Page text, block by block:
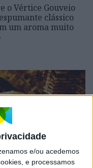
e/ou acedemos
e processamos
o Vértice Gouveio
clássico
um aroma muito